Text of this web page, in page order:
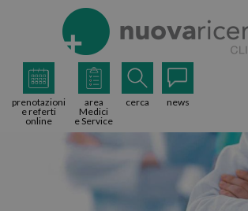
prenotazioni
e referti
online
area
Medici
e Service
cerca news